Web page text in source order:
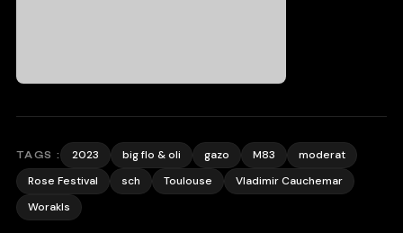
TAGS : 2023 big flo & oli gazo M83
moderat
Rose Festival
sch Toulouse
Vladimir Cauchemar
Worakls